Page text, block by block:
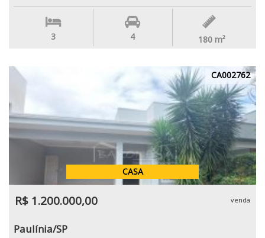
3 4 180 m²
CA002762
CASA
R$ 1.200.000,00 venda
Paulínia/SP